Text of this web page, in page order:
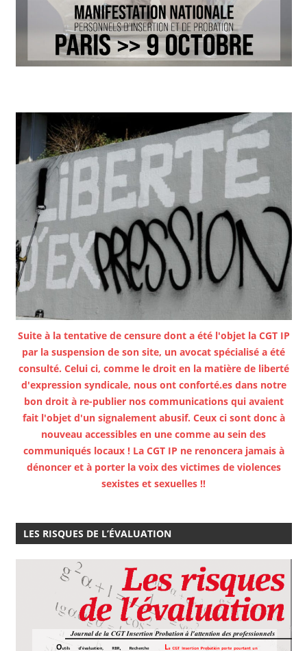
Suite à la tentative de censure dont a été l'objet la CGT IP
par la suspension de son site, un avocat spécialisé a été
consulté. Celui ci, comme le droit en la matière de liberté
d'expression syndicale, nous ont conforté.es dans notre
bon droit à re-publier nos communications qui avaient
fait l'objet d'un signalement abusif. Ceux ci sont donc à
nouveau accessibles en une comme au sein des
communiqués locaux ! La CGT IP ne renoncera jamais à
dénoncer et à porter la voix des victimes de violences
sexistes et sexuelles !!
LES RISQUES DE L’ÉVALUATION